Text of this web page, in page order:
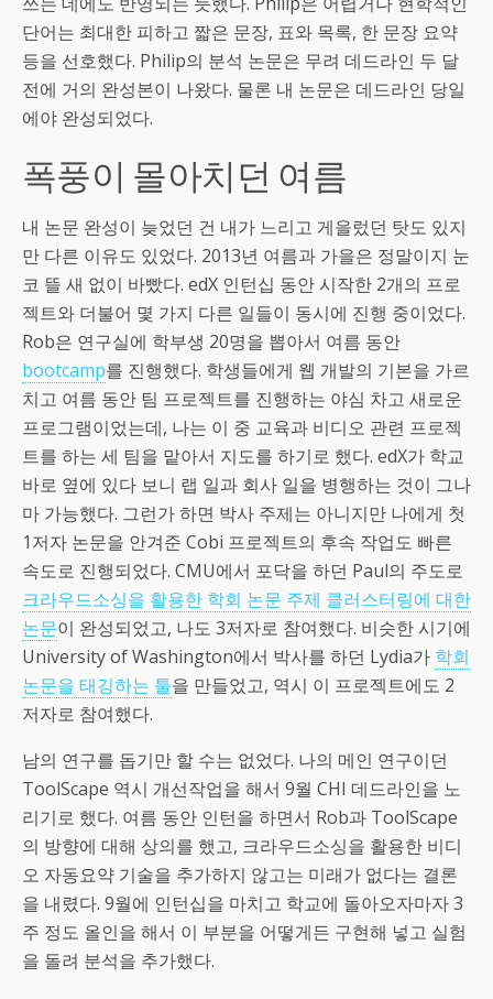
단어는 최대한 피하고 짧은 문장, 표와 목록, 한 문장 요약
등을 선호했다. Philip의 분석 논문은 무려 데드라인 두 달
전에 거의 완성본이 나왔다. 물론 내 논문은 데드라인 당일
에야 완성되었다.
폭풍이 몰아치던 여름
내 논문 완성이 늦었던 건 내가 느리고 게을렀던 탓도 있지
만 다른 이유도 있었다. 2013년 여름과 가을은 정말이지 눈
코 뜰 새 없이 바빴다. edX 인턴십 동안 시작한 2개의 프로
젝트와 더불어 몇 가지 다른 일들이 동시에 진행 중이었다.
Rob은 연구실에 학부생 20명을 뽑아서 여름 동안
bootcamp를 진행했다. 학생들에게 웹 개발의 기본을 가르
치고 여름 동안 팀 프로젝트를 진행하는 야심 차고 새로운
프로그램이었는데, 나는 이 중 교육과 비디오 관련 프로젝
트를 하는 세 팀을 맡아서 지도를 하기로 했다. edX가 학교
바로 옆에 있다 보니 랩 일과 회사 일을 병행하는 것이 그나
마 가능했다. 그런가 하면 박사 주제는 아니지만 나에게 첫
1저자 논문을 안겨준 Cobi 프로젝트의 후속 작업도 빠른
속도로 진행되었다. CMU에서 포닥을 하던 Paul의 주도로
크라우드소싱을 활용한 학회 논문 주제 클러스터링에 대한
논문이 완성되었고, 나도 3저자로 참여했다. 비슷한 시기에
University of Washington에서 박사를 하던 Lydia가 학회
논문을 태깅하는 툴을 만들었고, 역시 이 프로젝트에도 2
저자로 참여했다.
남의 연구를 돕기만 할 수는 없었다. 나의 메인 연구이던
ToolScape 역시 개선작업을 해서 9월 CHI 데드라인을 노
리기로 했다. 여름 동안 인턴을 하면서 Rob과 ToolScape
의 방향에 대해 상의를 했고, 크라우드소싱을 활용한 비디
오 자동요약 기술을 추가하지 않고는 미래가 없다는 결론
을 내렸다. 9월에 인턴십을 마치고 학교에 돌아오자마자 3
주 정도 올인을 해서 이 부분을 어떻게든 구현해 넣고 실험
을 돌려 분석을 추가했다.